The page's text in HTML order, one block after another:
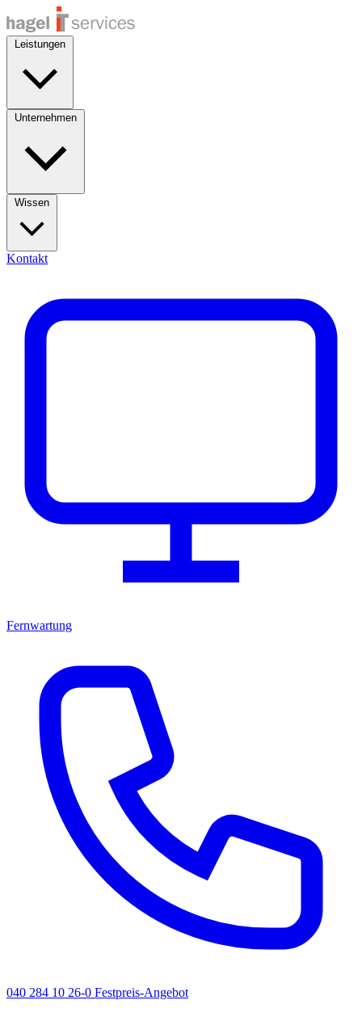
Kontakt
Fernwartung
040 284 10 26-0 Festpreis-Angebot